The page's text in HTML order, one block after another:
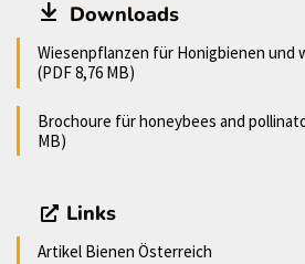
Downloads
Wiesenpflanzen für Honigbienen und
(PDF 8,76 MB)
Brochoure für honeybees and
MB)
Links
Artikel Bienen Österreich